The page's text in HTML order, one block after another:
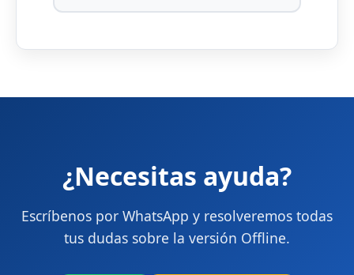
¿Necesitas ayuda?
Escríbenos por WhatsApp y resolveremos todas
tus dudas sobre la versión Offline.